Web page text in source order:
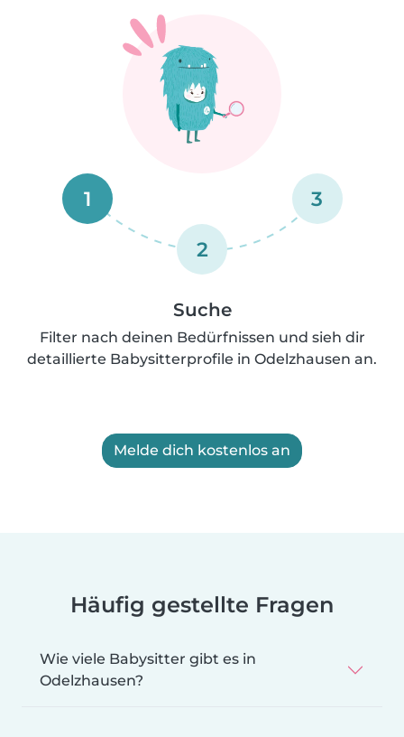
1
2
3
Suche
Filter nach deinen Bedürfnissen und sieh dir
detaillierte Babysitterprofile in Odelzhausen an.
Melde dich kostenlos an
Häufig gestellte Fragen
Wie viele Babysitter gibt es in
Odelzhausen?